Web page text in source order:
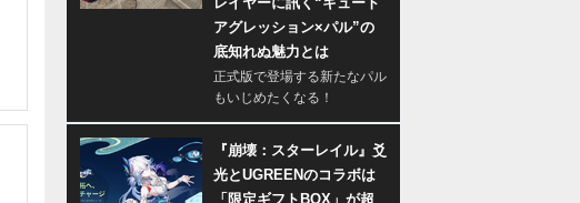
アグレッション×パル”の
底知れぬ魅力とは
正式版で登場する新たなパル
もいじめたくなる！
『崩壊：スターレイル』爻
光とUGREENのコラボは
「限定ギフトBOX」が超